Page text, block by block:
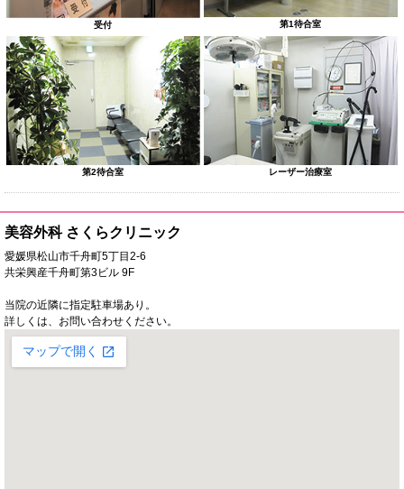
受付 第1待合室
第2待合室 レーザー治療室
美容外科 さくらクリニック
愛媛県松山市千舟町5丁目2-6
共栄興産千舟町第3ビル 9F
当院の近隣に指定駐車場あり。
詳しくは、お問い合わせください。